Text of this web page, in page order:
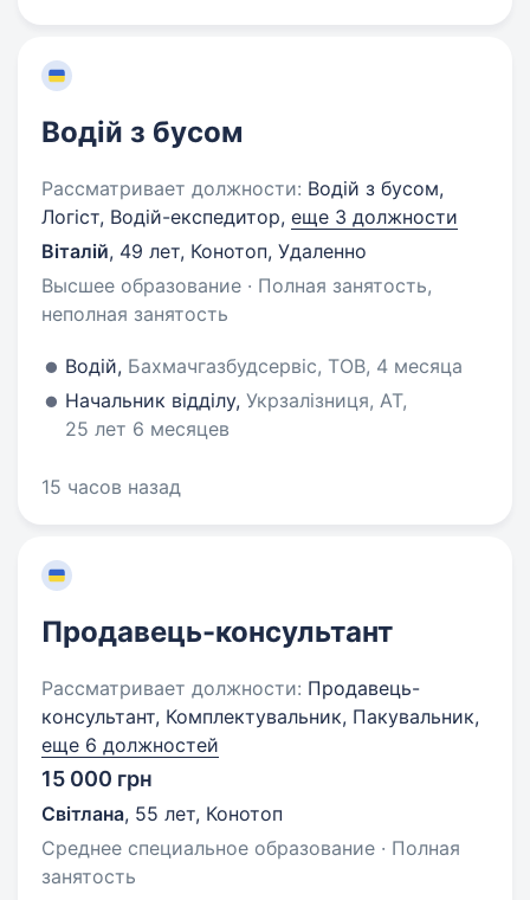
Водій з бусом
Рассматривает должности: Водій з бусом,
Логіст, Водій-експедитор, еще 3 должности
Віталій, 49 лет, Конотоп, Удаленно
Высшее образование · Полная занятость,
неполная занятость
Водій, Бахмачгазбудсервіс, ТОВ, 4 месяца
Начальник відділу, Укрзалізниця, АТ,
25 лет 6 месяцев
15 часов назад
Продавець-консультант
Рассматривает должности: Продавець-
консультант, Комплектувальник, Пакувальник,
еще 6 должностей
15 000 грн
Світлана, 55 лет, Конотоп
Среднее специальное образование · Полная
занятость